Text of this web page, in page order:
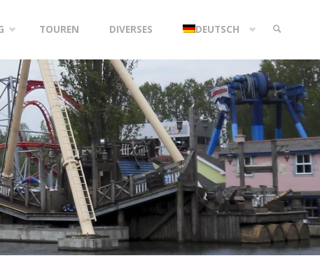
TOUREN DIVERSES DEUTSCH
SEARCH